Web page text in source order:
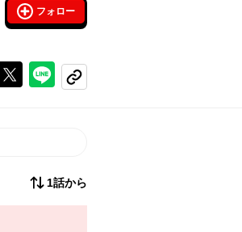
フォロー
Xで投稿するラインでシェアする
コピーする
1話から